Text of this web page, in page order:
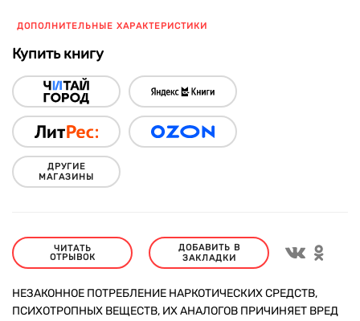
ДОПОЛНИТЕЛЬНЫЕ ХАРАКТЕРИСТИКИ
Купить книгу
ДРУГИЕ
МАГАЗИНЫ
ЧИТАТЬ
ОТРЫВОК
ДОБАВИТЬ В
ЗАКЛАДКИ
НЕЗАКОННОЕ ПОТРЕБЛЕНИЕ НАРКОТИЧЕСКИХ СРЕДСТВ,
ПСИХОТРОПНЫХ ВЕЩЕСТВ, ИХ АНАЛОГОВ ПРИЧИНЯЕТ ВРЕД